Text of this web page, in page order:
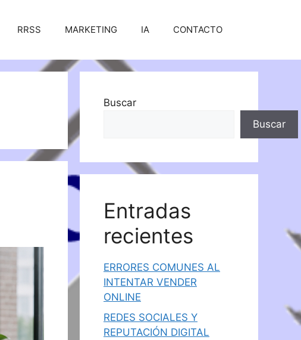
RRSS MARKETING IA CONTACTO
Buscar
Buscar
Entradas
recientes
ERRORES COMUNES AL
INTENTAR VENDER
ONLINE
REDES SOCIALES Y
REPUTACIÓN DIGITAL